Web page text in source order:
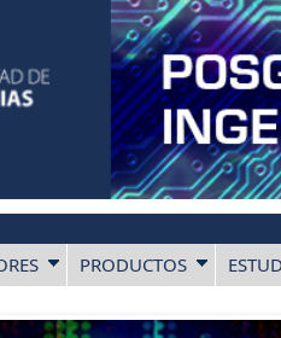
PRODUCTOS